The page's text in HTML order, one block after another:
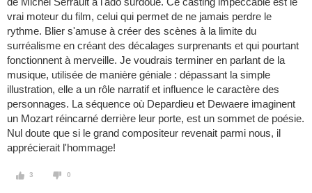
vrai moteur du film, celui qui permet de ne jamais perdre le
rythme. Blier s'amuse à créer des scènes à la limite du
surréalisme en créant des décalages surprenants et qui pourtant
fonctionnent à merveille. Je voudrais terminer en parlant de la
musique, utilisée de manière géniale : dépassant la simple
illustration, elle a un rôle narratif et influence le caractère des
personnages. La séquence où Depardieu et Dewaere imaginent
un Mozart réincarné derrière leur porte, est un sommet de poésie.
Nul doute que si le grand compositeur revenait parmi nous, il
apprécierait l'hommage!
3 0